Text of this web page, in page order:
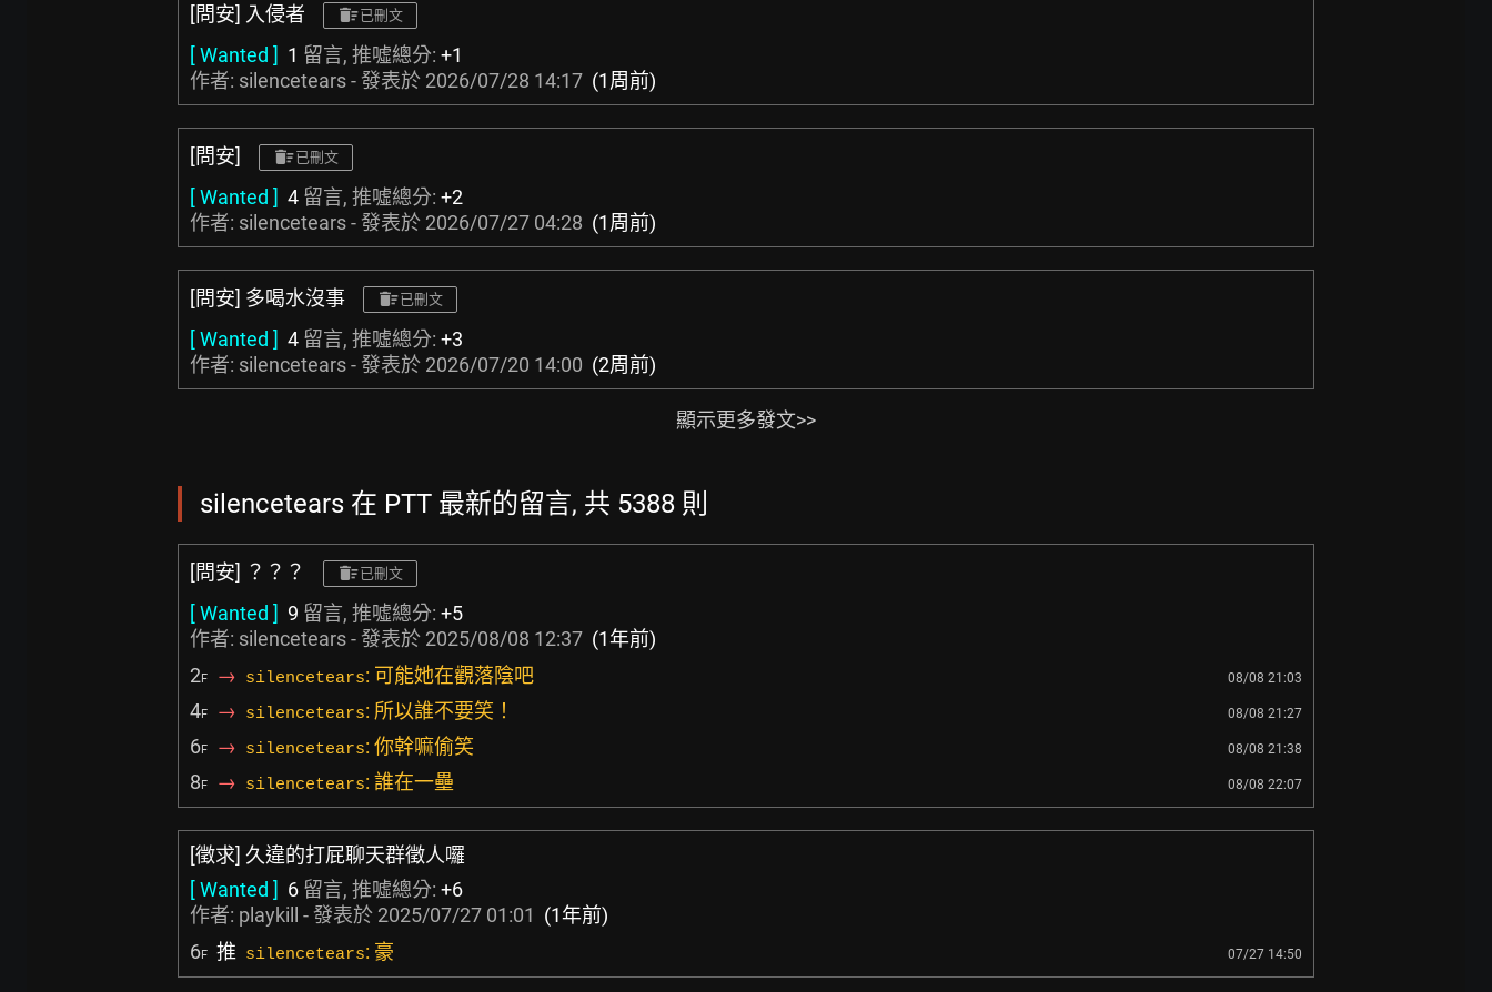
[問安] 入侵者 已刪文
[ Wanted ] 1 留言, 推噓總分: +1
作者: silencetears - 發表於 2026/07/28 14:17 (1周前)
[問安] 已刪文
[ Wanted ] 4 留言, 推噓總分: +2
作者: silencetears - 發表於 2026/07/27 04:28 (1周前)
[問安] 多喝水沒事 已刪文
[ Wanted ] 4 留言, 推噓總分: +3
作者: silencetears - 發表於 2026/07/20 14:00 (2周前)
顯示更多發文>>
silencetears 在 PTT 最新的留言, 共 5388 則
[問安] ？？？ 已刪文
[ Wanted ] 9 留言, 推噓總分: +5
作者: silencetears - 發表於 2025/08/08 12:37 (1年前)
2F → silencetears: 可能她在觀落陰吧 08/08 21:03
4F → silencetears: 所以誰不要笑！ 08/08 21:27
6F → silencetears: 你幹嘛偷笑 08/08 21:38
8F → silencetears: 誰在一壘 08/08 22:07
[徵求] 久違的打屁聊天群徵人囉
[ Wanted ] 6 留言, 推噓總分: +6
作者: playkill - 發表於 2025/07/27 01:01 (1年前)
6F 推 silencetears: 豪 07/27 14:50